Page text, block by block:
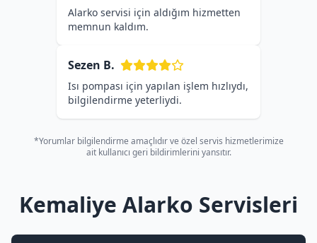
Alarko servisi için aldığım hizmetten
memnun kaldım.
Sezen B.
Isı pompası için yapılan işlem hızlıydı,
bilgilendirme yeterliydi.
*Yorumlar bilgilendirme amaçlıdır ve özel servis hizmetlerimize
ait kullanıcı geri bildirimlerini yansıtır.
Kemaliye Alarko Servisleri